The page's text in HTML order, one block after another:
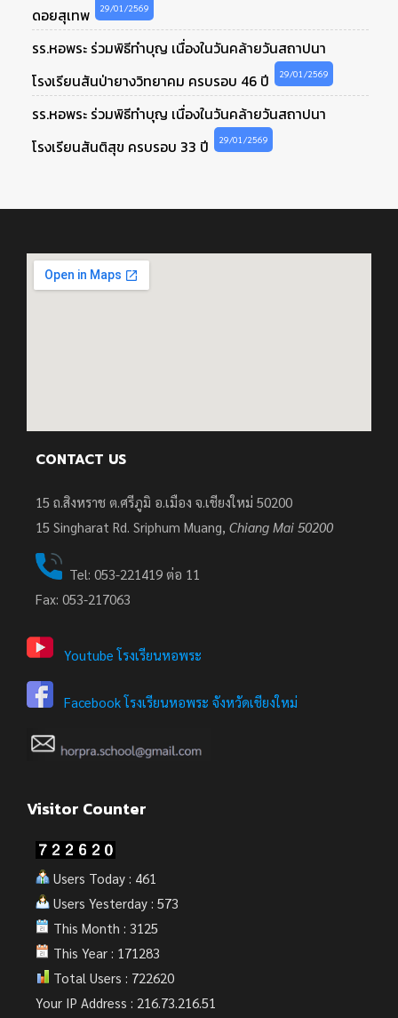
ดอยสุเทพ
29/01/2569
รร.หอพระ ร่วมพิธีทำบุญ เนื่องในวันคล้ายวันสถาปนา
โรงเรียนสันป่ายางวิทยาคม ครบรอบ 46 ปี
29/01/2569
รร.หอพระ ร่วมพิธีทำบุญ เนื่องในวันคล้ายวันสถาปนา
โรงเรียนสันติสุข ครบรอบ 33 ปี
29/01/2569
CONTACT US
15 ถ.สิงหราช ต.ศรีภูมิ อ.เมือง จ.เชียงใหม่ 50200
15 Singharat Rd. Sriphum Muang, Chiang Mai 50200
Tel: 053-221419 ต่อ 11
Fax: 053-217063
Youtube โรงเรียนหอพระ
Facebook โรงเรียนหอพระ จังหวัดเชียงใหม่
Visitor Counter
Users Today : 461
Users Yesterday : 573
This Month : 3125
This Year : 171283
Total Users : 722620
Your IP Address : 216.73.216.51